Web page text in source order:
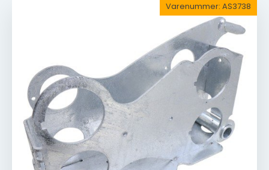
Varenummer: AS3738